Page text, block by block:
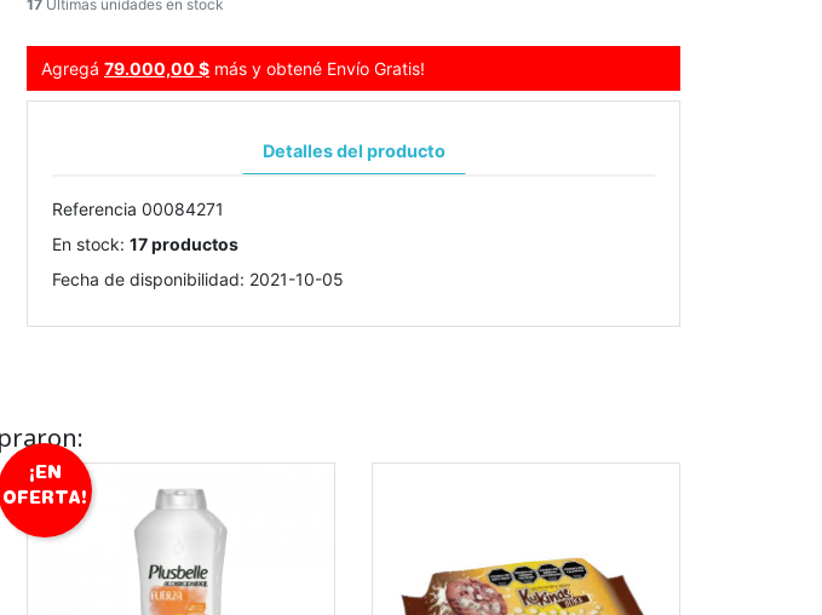
17 Últimas unidades en stock
Agregá 79.000,00 $ más y obtené Envío Gratis!
Detalles del producto
Referencia 00084271
En stock: 17 productos
Fecha de disponibilidad: 2021-10-05
¡EN
OFERTA!